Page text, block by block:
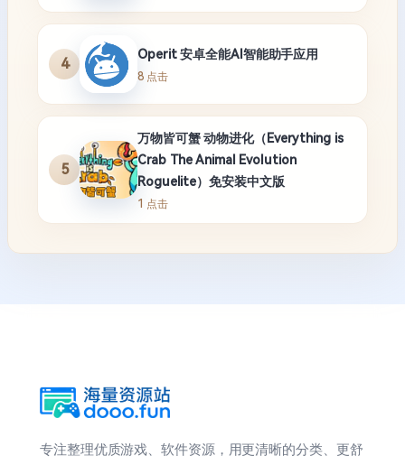
4
Operit 安卓全能AI智能助手应用
8 点击
5
万物皆可蟹 动物进化（Everything is
Crab The Animal Evolution
Roguelite）免安装中文版
1 点击
专注整理优质游戏、软件资源，用更清晰的分类、更舒